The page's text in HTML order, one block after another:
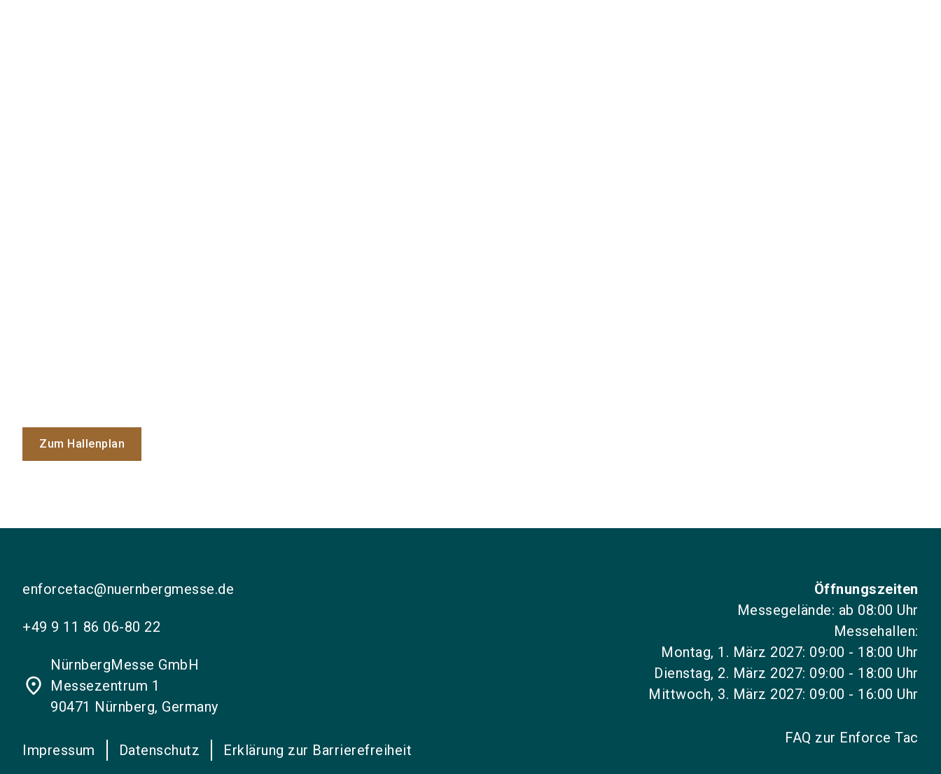
Zum Hallenplan
enforcetac@nuernbergmesse.de
+49 9 11 86 06-80 22
place
NürnbergMesse GmbH
Messezentrum 1
90471 Nürnberg, Germany
Impressum Datenschutz Erklärung zur Barrierefreiheit
Öffnungszeiten
Messegelände: ab 08:00 Uhr
Messehallen:
Montag, 1. März 2027: 09:00 - 18:00 Uhr
Dienstag, 2. März 2027: 09:00 - 18:00 Uhr
Mittwoch, 3. März 2027: 09:00 - 16:00 Uhr
FAQ zur Enforce Tac